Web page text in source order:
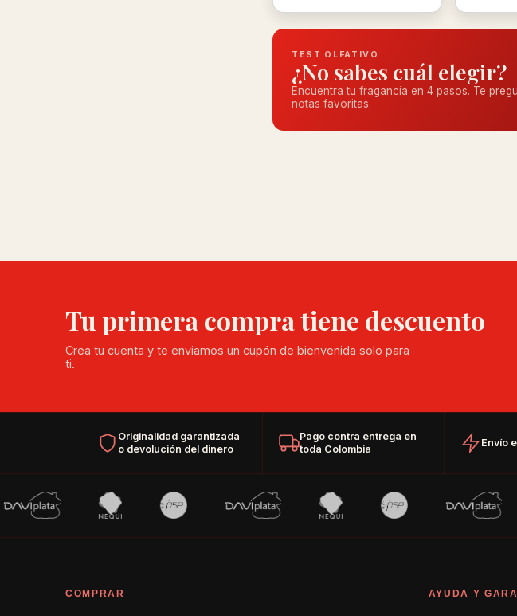
TEST OLFATIVO
¿No sabes cuál elegir?
Encuentra tu fragancia en 4 pasos. Te
notas favoritas.
Tu primera compra tiene descuento
Crea tu cuenta y te enviamos un cupón de bienvenida solo para
ti.
Originalidad garantizada
o devolución del dinero
Pago contra entrega en
toda Colombia
Envío
COMPRAR AYUDA Y